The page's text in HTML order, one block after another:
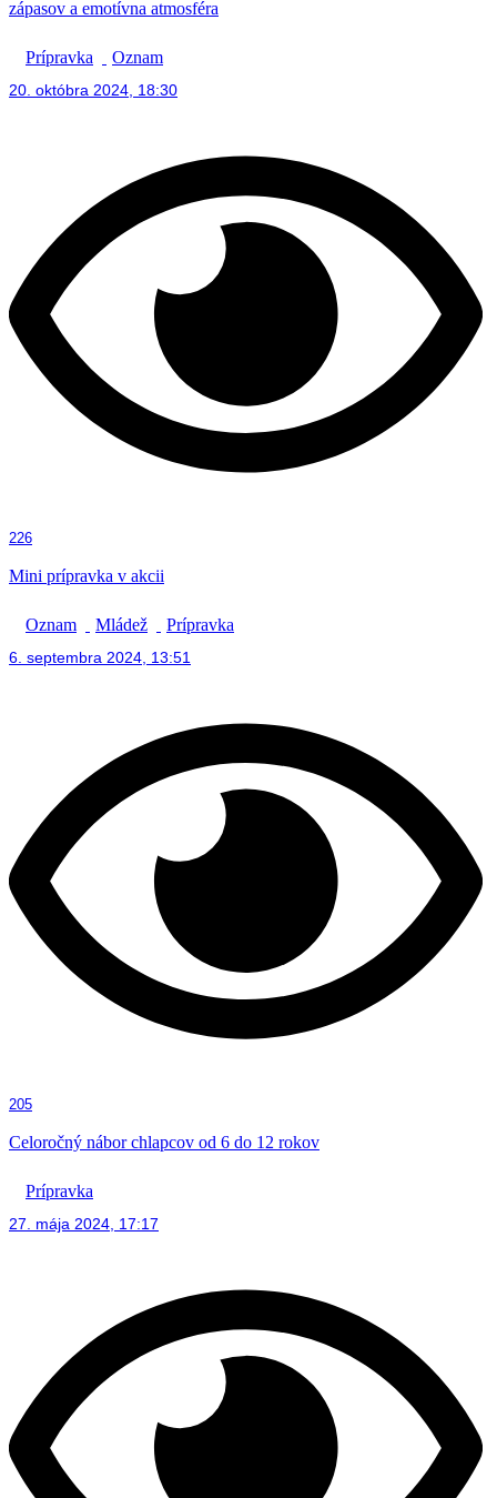
zápasov a emotívna atmosféra
Prípravka Oznam
20. októbra 2024, 18:30
226
Mini prípravka v akcii
Oznam Mládež Prípravka
6. septembra 2024, 13:51
205
Celoročný nábor chlapcov od 6 do 12 rokov
Prípravka
27. mája 2024, 17:17